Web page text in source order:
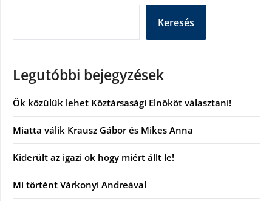
Keresés
Legutóbbi bejegyzések
Ők közülük lehet Köztársasági Elnököt választani!
Miatta válik Krausz Gábor és Mikes Anna
Kiderült az igazi ok hogy miért állt le!
Mi történt Várkonyi Andreával